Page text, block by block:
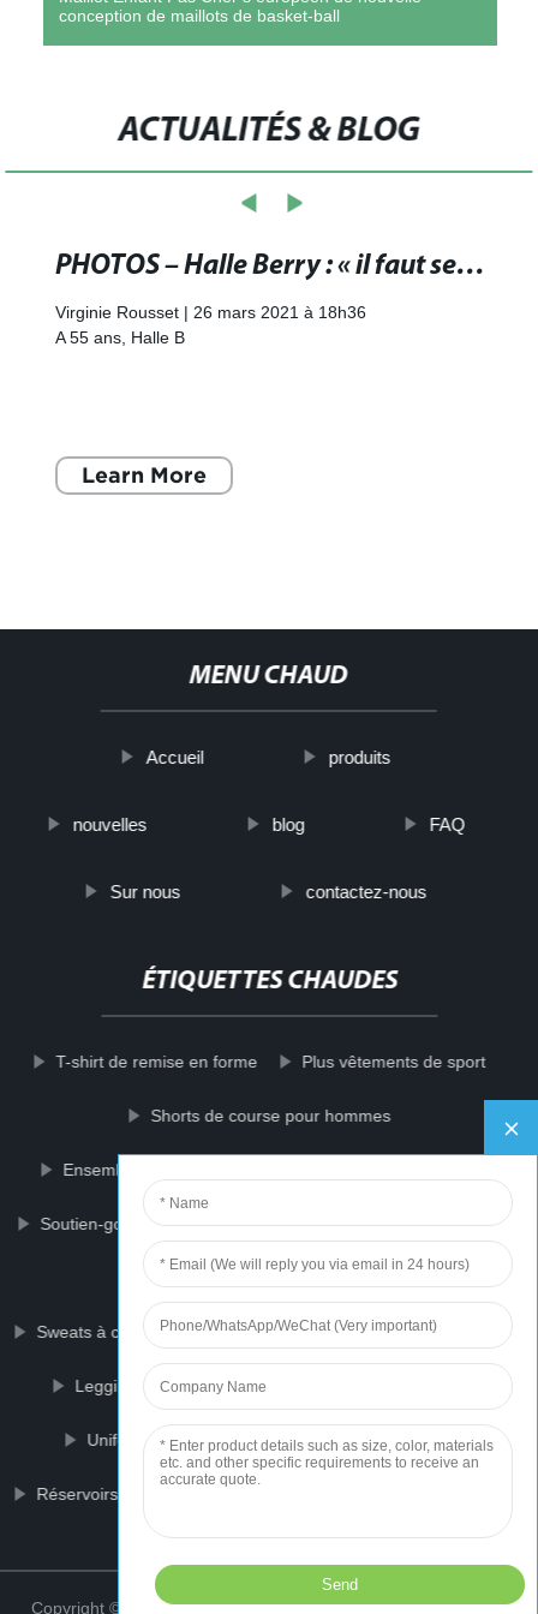
conception de maillots de basket-ball
ACTUALITÉS & BLOG
PHOTOS – Halle Berry : « il faut se donner la permission de prendre soin de soi » - Gala
Virginie Rousset | 26 mars 2021 à 18h36
A 55 ans, Halle B
Learn More
MENU CHAUD
Accueil produits
nouvelles blog FAQ
Sur nous contactez-nous
ÉTIQUETTES CHAUDES
T-shirt de remise en forme Plus vêtements de sport
Shorts de course pour hommes
Ensemble de maillot de football
Soutien-gorge de sport pour femmes Genou Protecteur
Vêtements de rugby
Sweats à capuche vierges personnalisés Support arrière
Leggings de sport courts
Uniforme de basket-ball Visière coupe-vent
Réservoirs d\'entraînement grande taille
Copyright © 2021 ZhongShan Weaving Sports Wears Co., Ltd.